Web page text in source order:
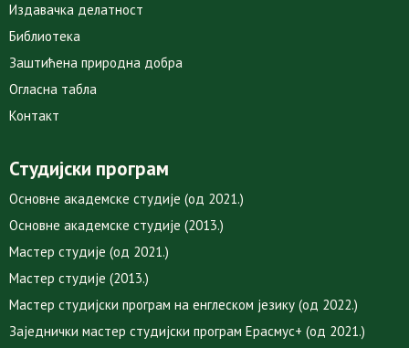
Издавачка делатност
Библиотека
Заштићена природна добра
Огласна табла
Контакт
Студијски програм
Основне академске студије (од 2021.)
Основне академске студије (2013.)
Мастер студије (од 2021.)
Мастер студије (2013.)
Мастер студијски програм на енглеском језику (од 2022.)
Заједнички мастер студијски програм Ерасмус+ (од 2021.)